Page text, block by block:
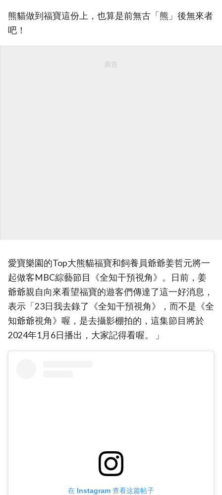
熊貓做到福寶這份上，也算是前無古「熊」後無來者
吧！
廣告
愛寶樂園的Top大熊貓福寶和飼養員爺爺姜哲元將一
起做客MBC綜藝節目《全知干預視角》。日前，姜
爺爺親自向來看望福寶的遊客們傳達了這一好消息，
表示「23日我去錄了《全知干預視角》，而不是《全
知爺爺視角》喔，是去攝影棚拍的，這集節目將於
2024年1月6日播出，大家記得看喔。 」
在 Instagram 查看这篇帖子